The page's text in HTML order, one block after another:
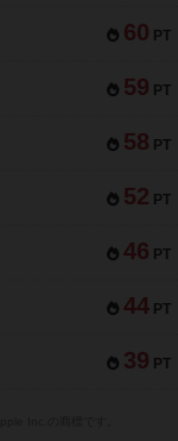
60 PT
59 PT
58 PT
52 PT
46 PT
44 PT
39 PT